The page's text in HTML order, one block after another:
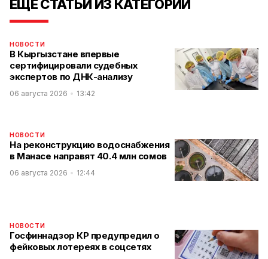
ЕЩЕ СТАТЬИ ИЗ КАТЕГОРИИ
НОВОСТИ
В Кыргызстане впервые
сертифицировали судебных
экспертов по ДНК-анализу
06 августа 2026 13:42
НОВОСТИ
На реконструкцию водоснабжения
в Манасе направят 40.4 млн сомов
06 августа 2026 12:44
НОВОСТИ
Госфиннадзор КР предупредил о
фейковых лотереях в соцсетях